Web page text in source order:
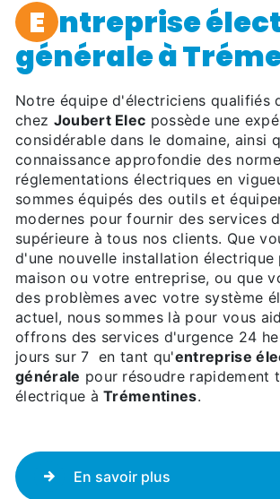
entreprise électricité
générale à
Notre équipe d'électriciens qualifiés de
chez Joubert Elec possède une
considérable dans le domaine, ainsi
connaissance approfondie des
réglementations électriques en
sommes équipés des outils et
modernes pour fournir des services
supérieure à tous nos clients. Que
d'une nouvelle installation électrique
maison ou votre entreprise, ou que
des problèmes avec votre système
actuel, nous sommes là pour vous
offrons des services d'urgence 24
jours sur 7 en tant qu'entreprise
générale pour résoudre rapidement
électrique àTrémentines.
En savoir plus